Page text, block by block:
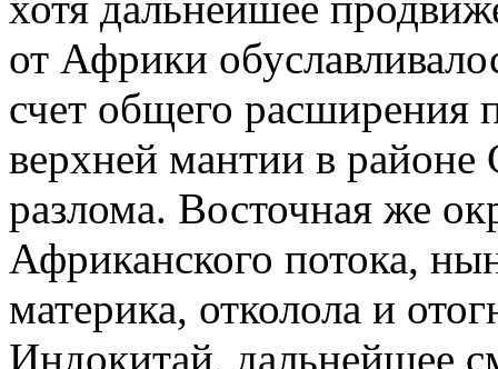
от Африки
счет общего расширения
верхней мантии в районе
разлома. Восточная же
Африканского потока,
материка, отколола и
Индокитай, дальнейшее